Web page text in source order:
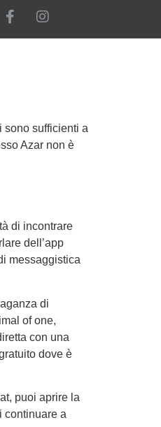
sono sufficienti a
Azar non è
di incontrare
dell’app
messaggistica
di
of one,
con una
dove è
puoi aprire la
continuare a